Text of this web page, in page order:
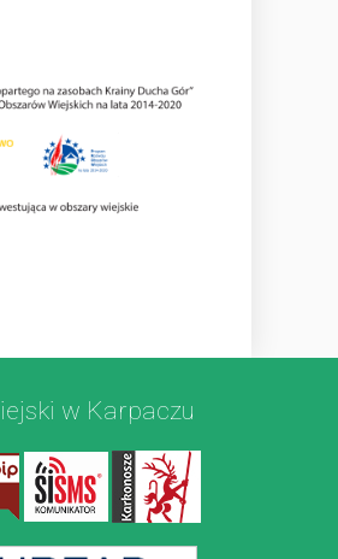
w Karpaczu